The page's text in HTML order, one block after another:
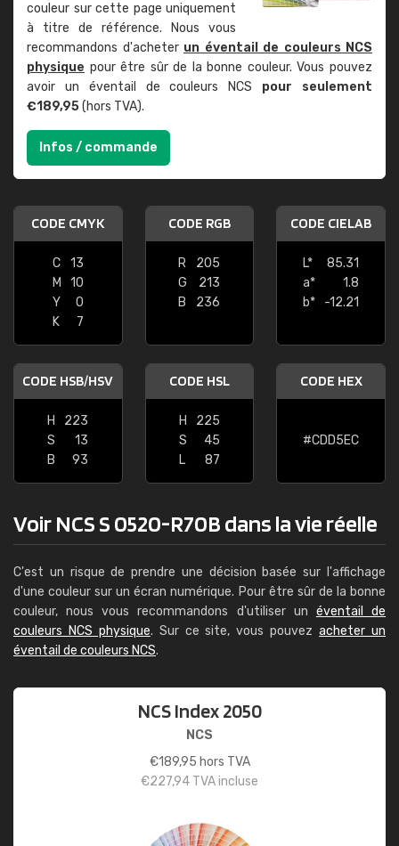
couleur sur cette page uniquement
à titre de référence. Nous vous
recommandons d'acheter un éventail de couleurs NCS
physique pour être sûr de la bonne couleur. Vous pouvez
avoir un éventail de couleurs NCS pour seulement
€189,95(hors TVA).
Infos / commande
CODE CMYK
C
13
M
10
Y
0
K
7
CODE RGB
R
205
G
213
B
236
CODE CIELAB
L*
85.31
a*
1.8
b*
-12.21
CODE HSB/HSV
H
223
S
13
B
93
CODE HSL
H
225
S
45
L
87
CODE HEX
#CDD5EC
Voir NCS S 0520-R70B dans la vie réelle
C'est un risque de prendre une décision basée sur l'affichage
d'une couleur sur un écran numérique. Pour être sûr de la bonne
couleur, nous vous recommandons d'utiliser un éventail de
couleurs NCS physique. Sur ce site, vous pouvezacheter un
éventail de couleurs NCS.
NCS Index 2050
NCS
€189,95 hors TVA
€227,94 TVA incluse